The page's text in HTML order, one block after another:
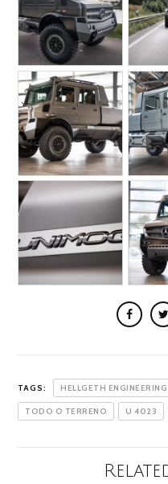
TAGS: HELLGETH ENGINEERING
TODO O TERRENO U 4023